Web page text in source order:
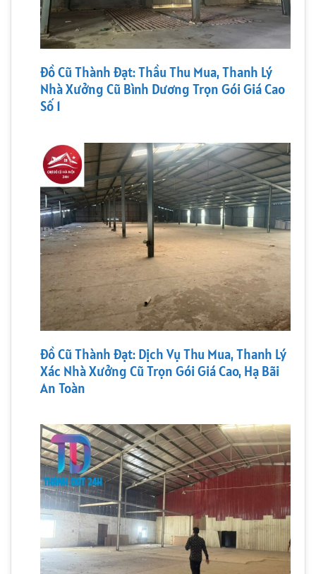
Đồ Cũ Thành Đạt: Thầu Thu Mua, Thanh Lý
Nhà Xưởng Cũ Bình Dương Trọn Gói Giá Cao
Số 1
Đồ Cũ Thành Đạt: Dịch Vụ Thu Mua, Thanh Lý
Xác Nhà Xưởng Cũ Trọn Gói Giá Cao, Hạ Bãi
An Toàn